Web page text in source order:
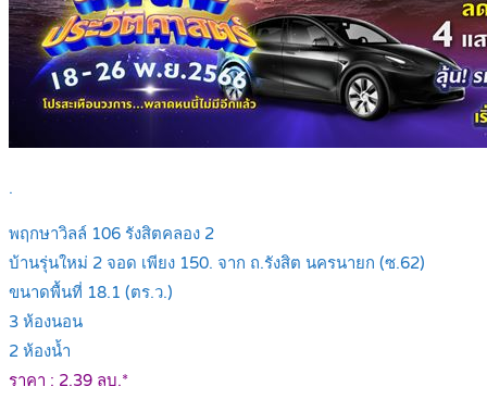
.
พฤกษาวิลล์ 106 รังสิตคลอง 2
บ้านรุ่นใหม่ 2 จอด เพียง 150. จาก ถ.รังสิต นครนายก (ซ.62)
ขนาดพื้นที่ 18.1 (ตร.ว.)
3 ห้องนอน
2 ห้องน้ำ
ราคา : 2.39 ลบ.*